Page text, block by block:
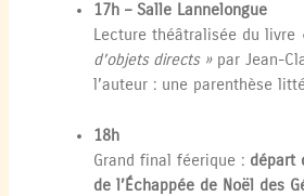
17h – Salle Lannelongue
Lecture théâtralisée du livre
d’objets directs »par Jean-
l’auteur : une parenthèse
18h
Grand final féerique : départ
de l’Échappée de Noël des